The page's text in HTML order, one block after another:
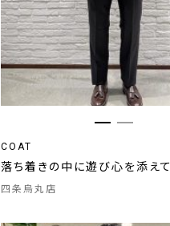
COAT
落ち着きの中に遊び心を添えて
四条烏丸店